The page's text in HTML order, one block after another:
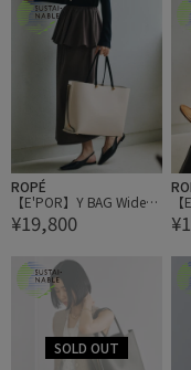
ROPÉ
【E'POR】Y BAG Wide/A
4対応・通勤・26AW
¥19,800
4